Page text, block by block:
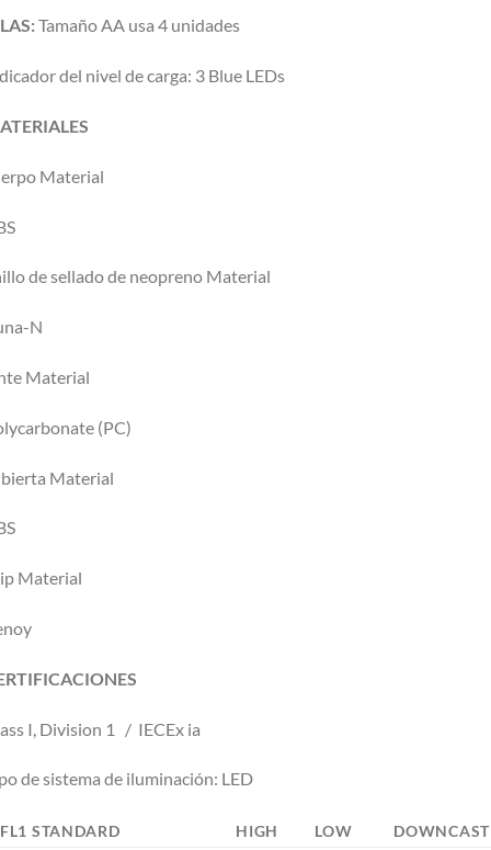
Tamaño AA usa 4 unidades
del nivel de carga: 3 Blue LEDs
Material
de sellado de neopreno Material
N
Material
(PC)
Material
Material
I, Division 1 / IECEx ia
de sistema de iluminación: LED
FL1 STANDARD HIGH LOW DOWNCAST